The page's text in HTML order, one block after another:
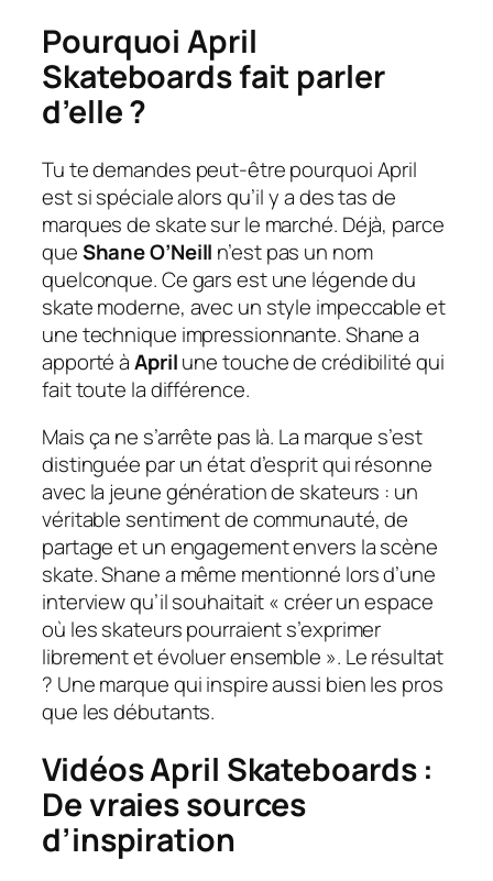
Pourquoi April
Skateboards fait parler
d’elle ?
Tu te demandes peut-être pourquoi April
est si spéciale alors qu’il y a des tas de
marques de skate sur le marché. Déjà, parce
queShane O’Neill n’est pas un nom
quelconque. Ce gars est une légende du
skate moderne, avec un style impeccable et
une technique impressionnante. Shane a
apporté àAprilune touche de crédibilité qui
fait toute la différence.
Mais ça ne s’arrête pas là. La marque s’est
distinguée par un état d’esprit qui résonne
avec la jeune génération de skateurs : un
véritable sentiment de communauté, de
partage et un engagement envers la scène
skate. Shane a même mentionné lors d’une
interview qu’il souhaitait « créer un espace
où les skateurs pourraient s’exprimer
librement et évoluer ensemble ». Le résultat
? Une marque qui inspire aussi bien les pros
que les débutants.
Vidéos April Skateboards :
De vraies sources
d’inspiration